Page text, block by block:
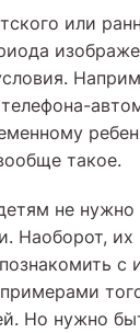
или
такое.
не нужно
Наоборот,
с
Но нужно